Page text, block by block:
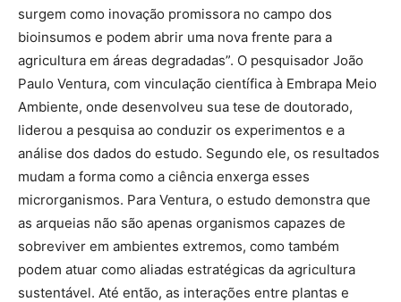
surgem como inovação promissora no campo dos
bioinsumos e podem abrir uma nova frente para a
agricultura em áreas degradadas”. O pesquisador João
Paulo Ventura, com vinculação científica à Embrapa Meio
Ambiente, onde desenvolveu sua tese de doutorado,
liderou a pesquisa ao conduzir os experimentos e a
análise dos dados do estudo. Segundo ele, os resultados
mudam a forma como a ciência enxerga esses
microrganismos. Para Ventura, o estudo demonstra que
as arqueias não são apenas organismos capazes de
sobreviver em ambientes extremos, como também
podem atuar como aliadas estratégicas da agricultura
sustentável. Até então, as interações entre plantas e